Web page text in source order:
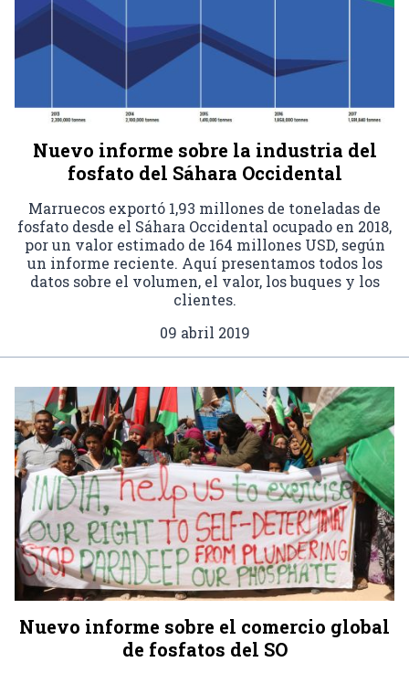
Nuevo informe sobre la industria del
fosfato del Sáhara Occidental
Marruecos exportó 1,93 millones de toneladas de
fosfato desde el Sáhara Occidental ocupado en 2018,
por un valor estimado de 164 millones USD, según
un informe reciente. Aquí presentamos todos los
datos sobre el volumen, el valor, los buques y los
clientes.
09 abril 2019
Nuevo informe sobre el comercio global
de fosfatos del SO